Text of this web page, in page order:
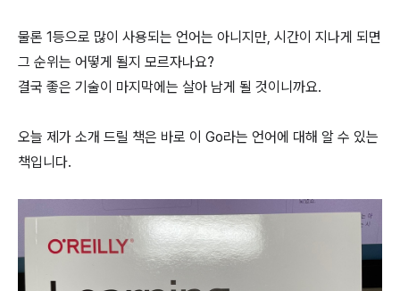
물론 1등으로 많이 사용되는 언어는 아니지만, 시간이 지나게 되면
그 순위는 어떻게 될지 모르자나요?
결국 좋은 기술이 마지막에는 살아 남게 될 것이니까요.
오늘 제가 소개 드릴 책은 바로 이 Go라는 언어에 대해 알 수 있는
책입니다.